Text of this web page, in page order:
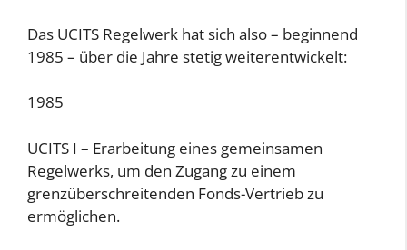
Das UCITS Regelwerk hat sich also – beginnend
1985 – über die Jahre stetig weiterentwickelt:
1985
UCITS I – Erarbeitung eines gemeinsamen
Regelwerks, um den Zugang zu einem
grenzüberschreitenden Fonds-Vertrieb zu
ermöglichen.